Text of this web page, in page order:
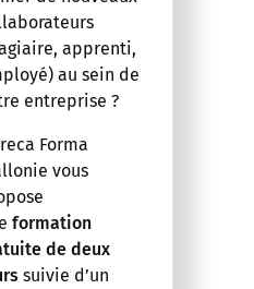
apprenti,
au sein de
entreprise ?
Forma
vous
formation
de deux
suivie d’un